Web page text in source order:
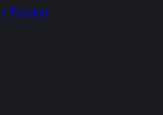
Takvimi